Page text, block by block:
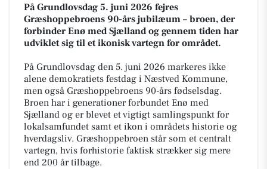
På Grundlovsdag 5. juni 2026 fejres
Græshoppebroens 90-års jubilæum – broen, der
forbinder Enø med Sjælland og gennem tiden har
udviklet sig til et ikonisk vartegn for området.
På Grundlovsdag den 5. juni 2026 markeres ikke
alene demokratiets festdag i Næstved Kommune,
men også Græshoppebroens 90-års fødselsdag.
Broen har i generationer forbundet Enø med
Sjælland og er blevet et vigtigt samlingspunkt for
lokalsamfundet samt et ikon i områdets historie og
hverdagsliv. Græshoppebroen står som et centralt
vartegn, hvis forhistorie faktisk strækker sig mere
end 200 år tilbage.